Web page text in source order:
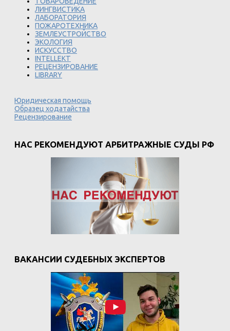
ЛИНГВИСТИКА
ЛАБОРАТОРИЯ
ПОЖАРОТЕХНИКА
ЗЕМЛЕУСТРОЙСТВО
ЭКОЛОГИЯ
ИСКУССТВО
INTELLEKT
РЕЦЕНЗИРОВАНИЕ
LIBRARY
Юридическая помощь
Образец ходатайства
Рецензирование
НАС РЕКОМЕНДУЮТ АРБИТРАЖНЫЕ СУДЫ РФ
ВАКАНСИИ СУДЕБНЫХ ЭКСПЕРТОВ